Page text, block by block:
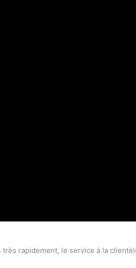
rapidement, le service à la